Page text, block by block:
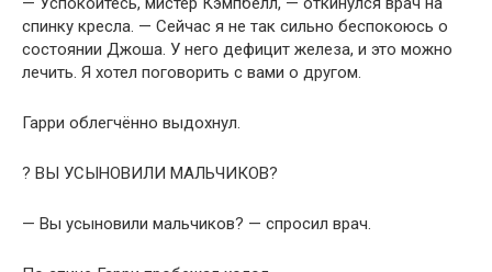
спинку кресла. — Сейчас я не так сильно беспокоюсь о
состоянии Джоша. У него дефицит железа, и это можно
лечить. Я хотел поговорить с вами о другом.
Гарри облегчённо выдохнул.
? ВЫ УСЫНОВИЛИ МАЛЬЧИКОВ?
— Вы усыновили мальчиков? — спросил врач.